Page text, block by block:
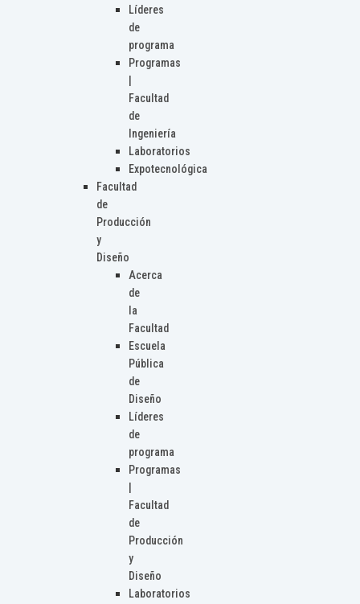
Líderes
de
programa
Programas
Facultad
de
Ingeniería
Laboratorios
Expotecnológica
Facultad
de
Producción
y
Diseño
Acerca
de
la
Facultad
Escuela
Pública
de
Diseño
Líderes
de
programa
Programas
Facultad
de
Producción
y
Diseño
Laboratorios